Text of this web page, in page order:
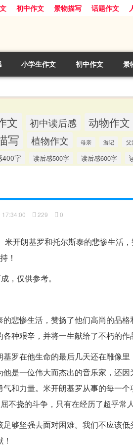
初中作文 景物描写 话题作文
小学生作文 初中作文 景
文 初中读后感 动物作文
写 植物作文 母亲 游记 父
400字 读后感500字 读后感600字
17:34:00 229 0
开朗基罗和托尔斯泰的悲惨生活
！
，仅供参考。
悲惨生活，赞扬了他们高尚的品
种艰辛，并将一生献给了不朽的作
罗在他生命的最后几天还在雕像
是一位伟大而杰出的音乐家，还
和力量。米开朗基罗从事的每一
不挠的斗争，只有在经历了超乎常
够坚强去面对困难。我们不应该